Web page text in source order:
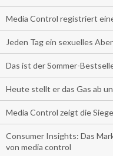
Media Control registriert
Jeden Tag ein sexuelles
Das ist der Sommer-
Heute stellt er das Gas ab
Media Control zeigt die
Consumer Insights: Das
von media control